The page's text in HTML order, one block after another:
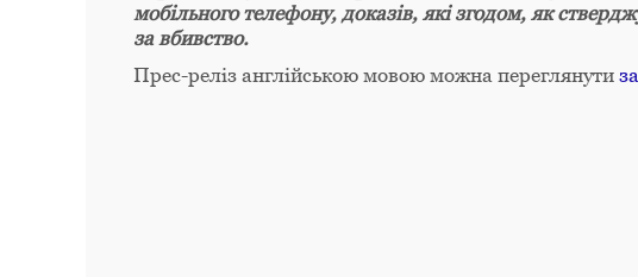
мобільного телефону, доказів, які згодом, як
за вбивство.
Прес-реліз англійською мовою можна переглянути